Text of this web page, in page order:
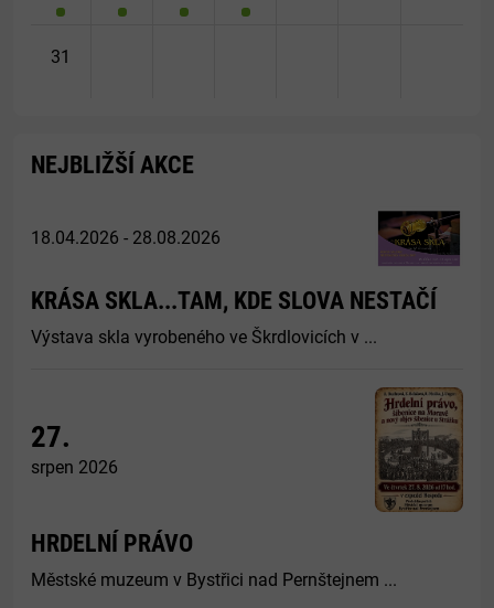
31
NEJBLIŽŠÍ AKCE
18.04.2026 - 28.08.2026
KRÁSA SKLA...TAM, KDE SLOVA NESTAČÍ
Výstava skla vyrobeného ve Škrdlovicích v ...
27.
srpen 2026
HRDELNÍ PRÁVO
Městské muzeum v Bystřici nad Pernštejnem ...